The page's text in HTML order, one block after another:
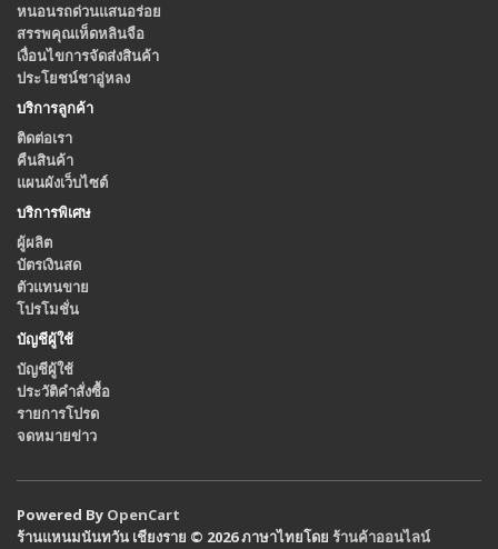
หนอนรถด่วนแสนอร่อย
สรรพคุณเห็ดหลินจือ
เงื่อนไขการจัดส่งสินค้า
ประโยชน์ชาอู่หลง
บริการลูกค้า
ติดต่อเรา
คืนสินค้า
แผนผังเว็บไซต์
บริการพิเศษ
ผู้ผลิต
บัตรเงินสด
ตัวแทนขาย
โปรโมชั่น
บัญชีผู้ใช้
บัญชีผู้ใช้
ประวัติคำสั่งซื้อ
รายการโปรด
จดหมายข่าว
Powered By OpenCart
ร้านแหนมนันทวัน เชียงราย © 2026 ภาษาไทยโดย ร้านค้าออนไลน์